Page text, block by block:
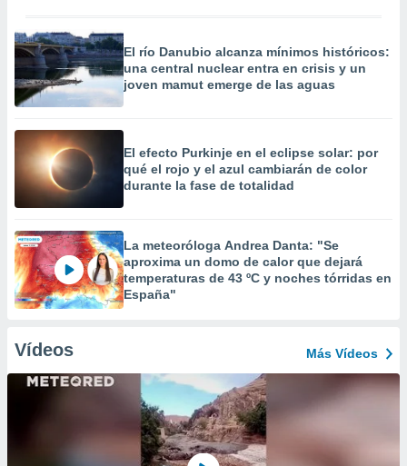
El río Danubio alcanza mínimos históricos:
una central nuclear entra en crisis y un
joven mamut emerge de las aguas
El efecto Purkinje en el eclipse solar: por
qué el rojo y el azul cambiarán de color
durante la fase de totalidad
La meteoróloga Andrea Danta: "Se
aproxima un domo de calor que dejará
temperaturas de 43 ºC y noches tórridas en
España"
Vídeos Más Vídeos